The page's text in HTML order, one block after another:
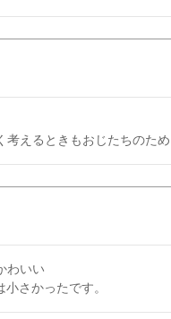
考えるときもおじたちのた
わいい
さかったです。